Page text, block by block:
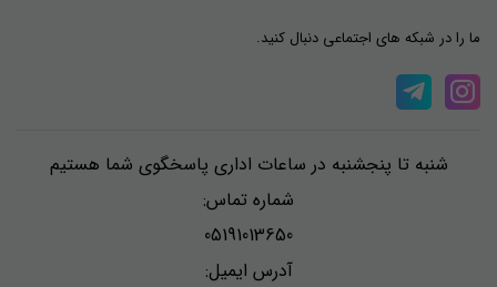
ما را در شبکه های اجتماعی دنبال کنید.
شنبه تا پنجشنبه در ساعات اداری پاسخگوی شما هستیم
شماره تماس:
05191013650
آدرس ایمیل: